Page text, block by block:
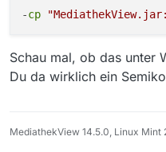
. OS Arch: amd64
. Verzeichnis
. Konfig wurde
at java.base/
-cp
Schau mal, ob das unter
Du da wirklich ein
MediathekView 14.5.0, Linux Mint